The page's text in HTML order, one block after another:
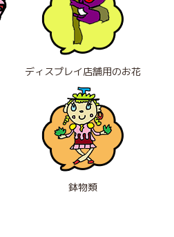
ディスプレイ店舗用のお花
鉢物類